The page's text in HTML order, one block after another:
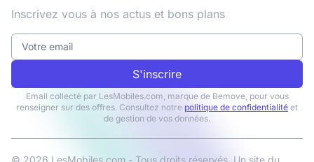
Inscrivez vous à nos actus et bons plans
S'inscrire
Email collecté par LesMobiles.com, marque de Bemove, pour vous
renseigner sur des offres. Consultez notre politique de confidentialité et
de gestion de vos données.
© 2026 LesMobiles.com - Tous droits réservés. Un site du